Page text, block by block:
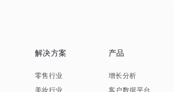
解决方案
零售行业
美妆行业
产品
增长分析
客户数据平台